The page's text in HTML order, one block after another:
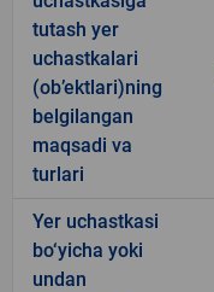
tutash yer
uchastkalari
(ob’ektlari)ning
belgilangan
maqsadi va
turlari
Yer uchastkasi
bo‘yicha yoki
undan